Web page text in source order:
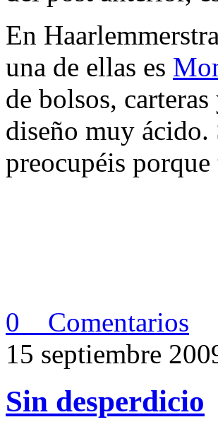
En
una de ellas es
de bolsos,
diseño muy ácido.
preocupéis
0 Comentarios
15 septiembre
Sin desperdicio